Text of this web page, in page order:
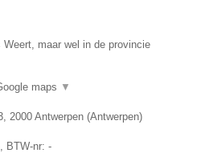
maar wel in de provincie
maps ▼
2000 Antwerpen (Antwerpen)
, BTW-nr: -